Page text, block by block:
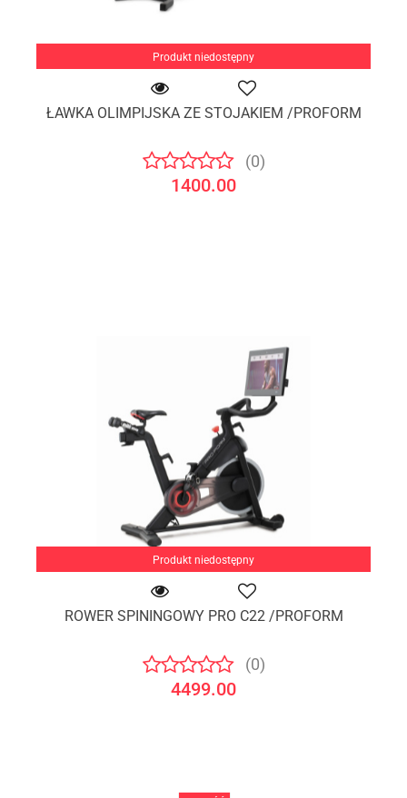
Produkt niedostępny
ŁAWKA OLIMPIJSKA ZE STOJAKIEM /PROFORM
(0)
1400.00
Produkt niedostępny
ROWER SPININGOWY PRO C22 /PROFORM
(0)
4499.00